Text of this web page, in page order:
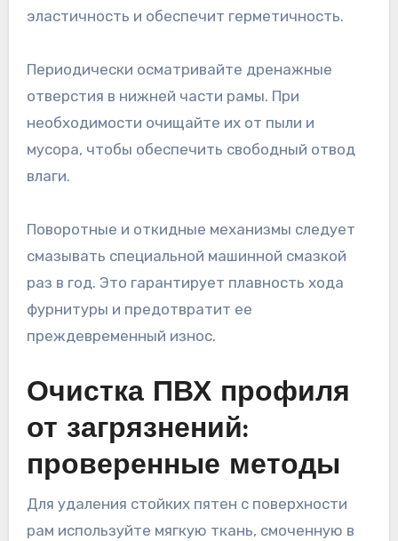
эластичность и обеспечит герметичность.
Периодически осматривайте дренажные
отверстия в нижней части рамы. При
необходимости очищайте их от пыли и
мусора, чтобы обеспечить свободный отвод
влаги.
Поворотные и откидные механизмы следует
смазывать специальной машинной смазкой
раз в год. Это гарантирует плавность хода
фурнитуры и предотвратит ее
преждевременный износ.
Очистка ПВХ профиля
от загрязнений:
проверенные методы
Для удаления стойких пятен с поверхности
рам используйте мягкую ткань, смоченную в